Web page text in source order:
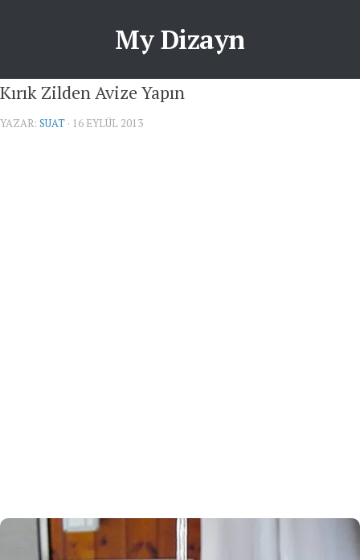
My Dizayn
Kırık Zilden Avize Yapın
YAZAR: SUAT · 16 EYLÜL 2013